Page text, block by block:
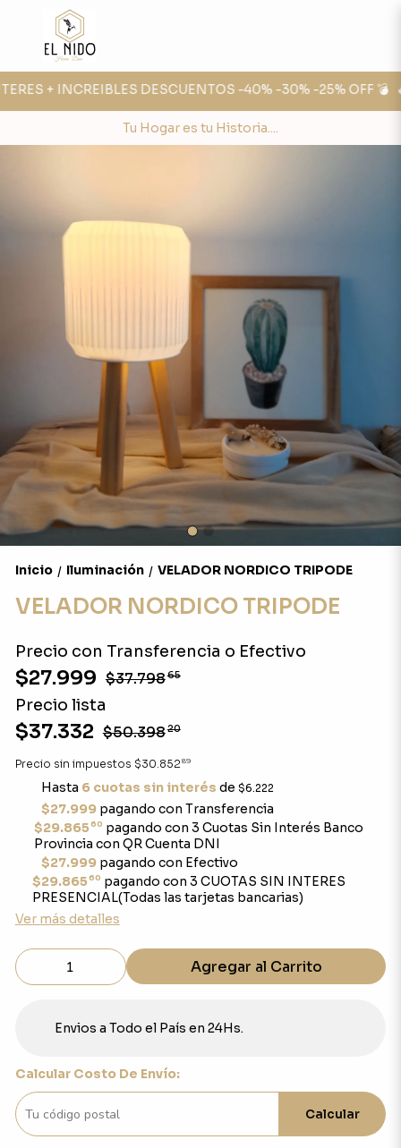
+ INCREIBLES DESCUENTOS -40% -30% -25% OFF 💣 🔥
Tu Hogar es tu Historia....
Inicio / Iluminación / VELADOR NORDICO TRIPODE
VELADOR NORDICO TRIPODE
Precio con Transferencia o Efectivo
$27.999 $37.79865
Precio lista
$37.332 $50.39820
Precio sin impuestos $30.852 89
Hasta 6 cuotas sin interés de $6.222
$27.999pagando con Transferencia
$29.86560 pagando con 3 Cuotas Sin Interés Banco
Provincia con QR Cuenta DNI
$27.999pagando con Efectivo
$29.86560 pagando con 3 CUOTAS SIN INTERES
PRESENCIAL(Todas las tarjetas bancarias)
Ver más detalles
Agregar al Carrito
Envios a Todo el País en 24Hs.
Calcular Costo De Envío:
Calcular